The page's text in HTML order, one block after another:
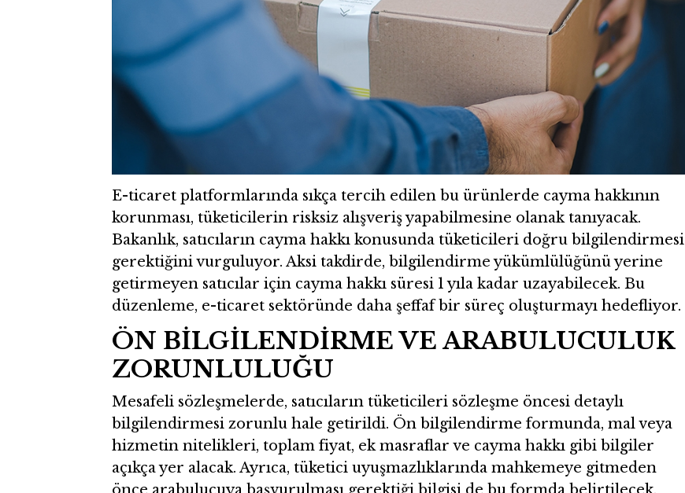
E-ticaret platformlarında sıkça tercih edilen bu ürünlerde cayma hakkının
korunması, tüketicilerin risksiz alışveriş yapabilmesine olanak tanıyacak.
Bakanlık, satıcıların cayma hakkı konusunda tüketicileri doğru bilgilendirmesi
gerektiğini vurguluyor. Aksi takdirde, bilgilendirme yükümlülüğünü yerine
getirmeyen satıcılar için cayma hakkı süresi 1 yıla kadar uzayabilecek. Bu
düzenleme, e-ticaret sektöründe daha şeffaf bir süreç oluşturmayı hedefliyor.
ÖN BİLGİLENDİRME VE ARABULUCULUK
ZORUNLULUĞU
Mesafeli sözleşmelerde, satıcıların tüketicileri sözleşme öncesi detaylı
bilgilendirmesi zorunlu hale getirildi. Ön bilgilendirme formunda, mal veya
hizmetin nitelikleri, toplam fiyat, ek masraflar ve cayma hakkı gibi bilgiler
açıkça yer alacak. Ayrıca, tüketici uyuşmazlıklarında mahkemeye gitmeden
önce arabulucuya başvurulması gerektiği bilgisi de bu formda belirtilecek.